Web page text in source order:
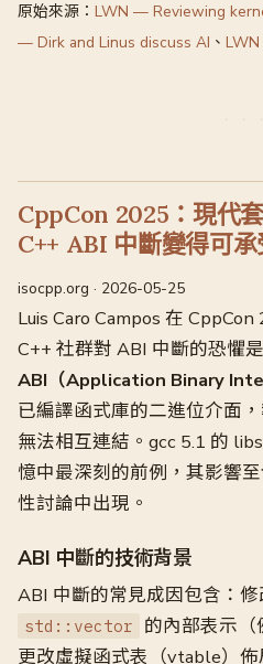
原始來源： LWN — Reviewing
— Dirk and Linus discuss AI 、
CppCon 2025：現代
C++ ABI 中斷變得可承
isocpp.org · 2026-05-25
Luis Caro Campos 在
C++ 社群對 ABI 中斷的恐懼
ABI（Application Binary
已編譯函式庫的二進位介面
無法相互連結。gcc 5.1 的
憶中最深刻的前例，其影響
性討論中出現。
ABI 中斷的技術背景
ABI 中斷的常見成因包含：修
std::vector
的內部表示（
更改虛擬函式表（vtable）